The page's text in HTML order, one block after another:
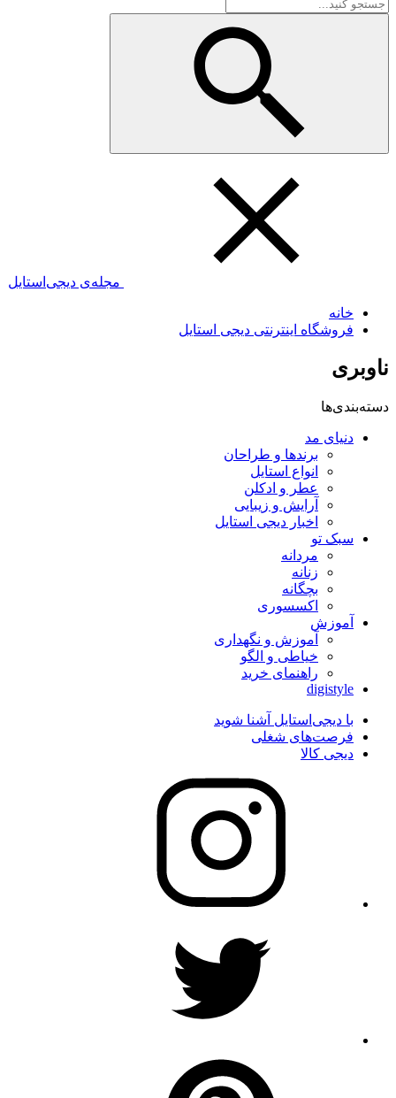
مجله‌ی دیجی‌استایل
خانه
فروشگاه اینترنتی دیجی استایل
ناوبری
دسته‌بندی‌ها
دنیای مد
برندها و طراحان
انواع استایل
عطر و ادکلن
آرایش و زیبایی
اخبار دیجی استایل
سبک تو
مردانه
زنانه
بچگانه
اکسسوری
آموزش
آموزش و نگهداری
خیاطی و الگو
راهنمای خرید
digistyle
با دیجی‌استایل آشنا شوید
فرصت‌های شغلی
دیجی کالا